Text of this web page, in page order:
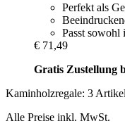
Perfekt als
Passt sowohl
€ 71,49
Gratis Zustellung
Kaminholzregale: 3 Artikel
Alle Preise inkl. MwSt.